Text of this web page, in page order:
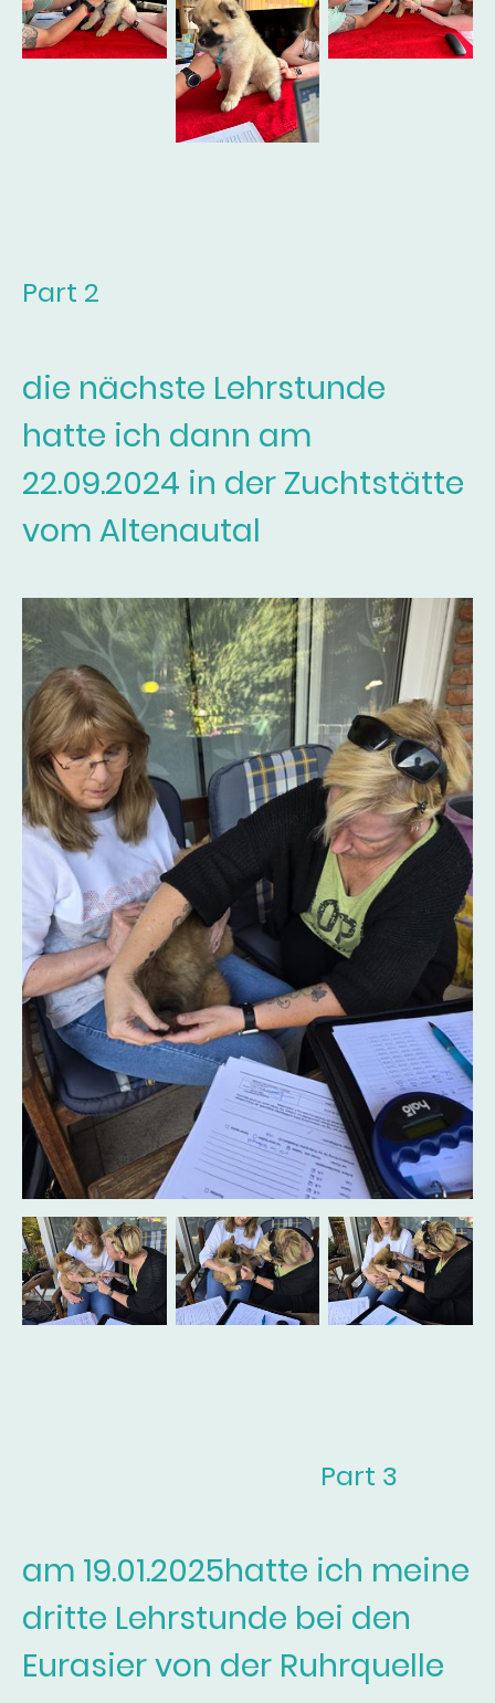
Part 2
die nächste Lehrstunde
hatte ich dann am
22.09.2024 in der Zuchtstätte
vom Altenautal
Part 3
am 19.01.2025hatte ich meine
dritte Lehrstunde bei den
Eurasier von der Ruhrquelle